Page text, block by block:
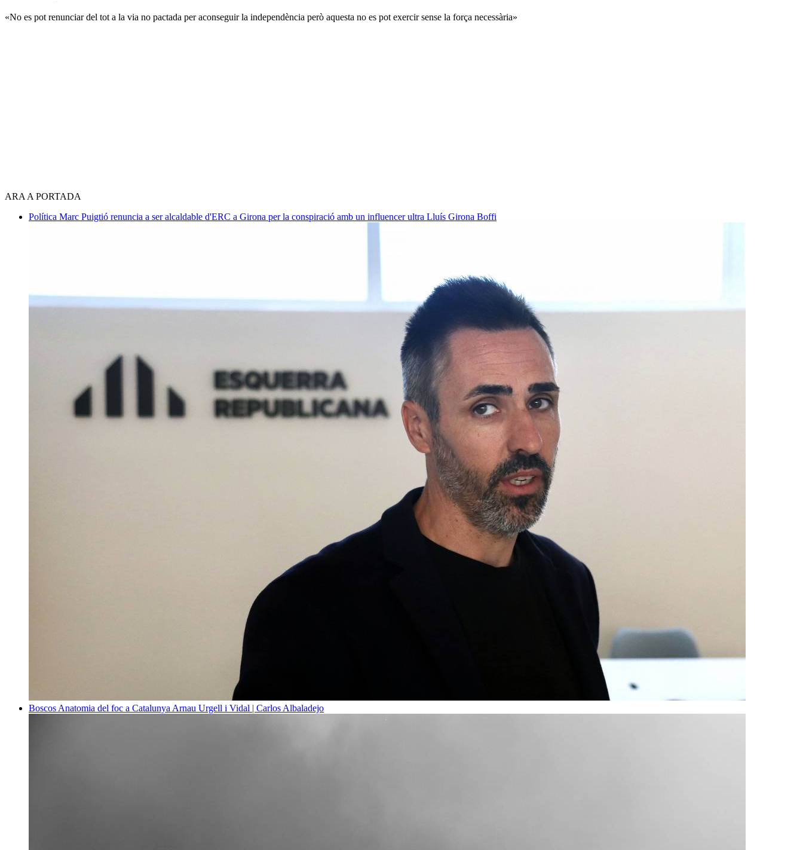
«No es pot renunciar del tot a la via no pactada per aconseguir la independència però aquesta no es pot exercir sense la força necessària»
ARA A PORTADA
Política Marc Puigtió renuncia a ser alcaldable d'ERC a Girona per la conspiració amb un influencer ultra Lluís Girona Boffi
Boscos Anatomia del foc a Catalunya Arnau Urgell i Vidal | Carlos Albaladejo